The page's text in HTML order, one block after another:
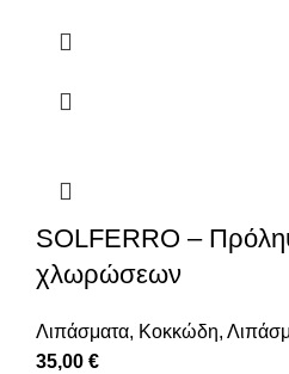
SOLFERRO –
χλωρώσεων
Λιπάσματα, Κοκκώδη,
35,00 €